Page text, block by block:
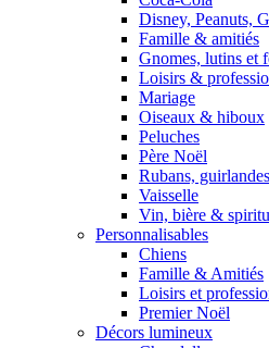
Disney, Peanuts,
Famille & amitiés
Gnomes, lutins et
Loisirs &
Mariage
Oiseaux & hiboux
Peluches
Père Noël
Rubans,
Vaisselle
Vin, bière &
Personnalisables
Chiens
Famille & Amitiés
Loisirs et
Premier Noël
Décors lumineux